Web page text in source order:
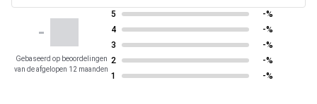
-
Gebaseerd op beoordelingen
van de afgelopen 12 maanden
5
-%
4
-%
3
-%
2
-%
1
-%